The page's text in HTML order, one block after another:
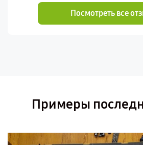
Посмотреть все
Примеры